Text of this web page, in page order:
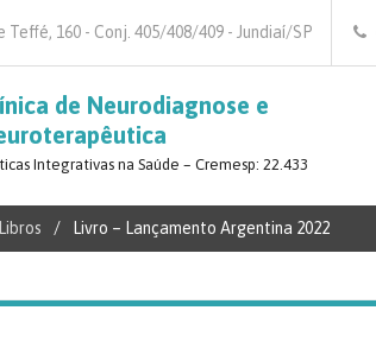
Teffé, 160 - Conj. 405/408/409 - Jundiaí/SP
de Neurodiagnose e
Integrativas na Saúde – Cremesp: 22.433
Livro – Lançamento Argentina 2022